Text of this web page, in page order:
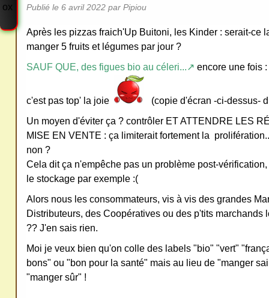
Publié le 6 avril 2022 par Pipiou
Après les pizzas fraich'Up Buitoni, les Kinder : serait-ce
manger 5 fruits et légumes par jour ?
SAUF QUE, des figues bio au céleri...↗ encore une fois :
c'est pas top' la joie
(copie d'écran -ci-dessus-
Un moyen d'éviter ça ? contrôler ET ATTENDRE LES
MISE EN VENTE : ça limiterait fortement la
non ?
Cela dit ça n'empêche pas un problème post-
le stockage par exemple :(
Alors nous les consommateurs, vis à vis des grandes
Distributeurs, des Coopératives ou des p'tits marchands
?? J'en sais rien.
Moi je veux bien qu'on colle des labels "bio" "vert"
bons" ou "bon pour la santé" mais au lieu de "manger
"manger sûr" !